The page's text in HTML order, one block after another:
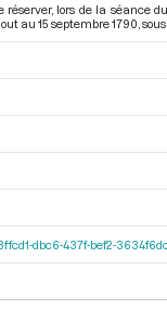
lors de la séance
au 15 septembre 1790 ,
dbc6-437f-bef2-